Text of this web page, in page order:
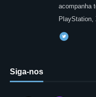
acompanha
PlayStation,
Siga-nos